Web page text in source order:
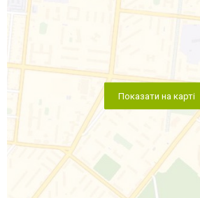
Показати на карті